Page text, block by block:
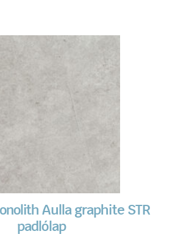
Aulla graphite STR
padlólap